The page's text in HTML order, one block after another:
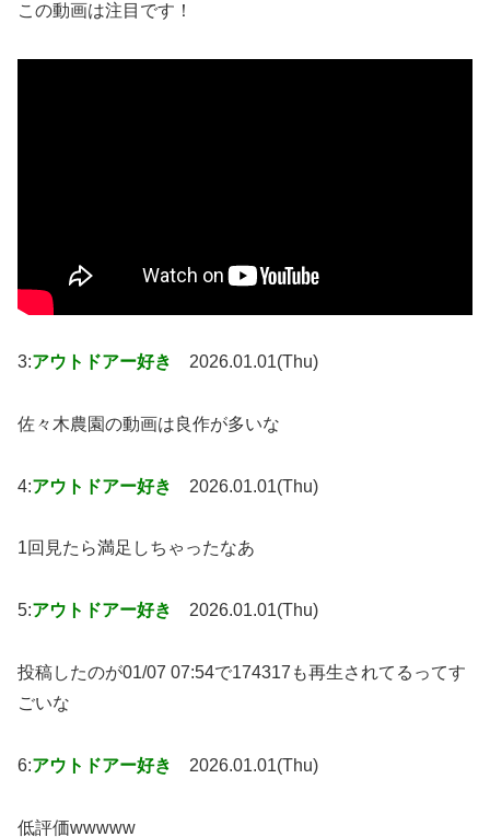
この動画は注目です！
3:アウトドアー好き 2026.01.01(Thu)
佐々木農園の動画は良作が多いな
4:アウトドアー好き 2026.01.01(Thu)
1回見たら満足しちゃったなあ
5:アウトドアー好き 2026.01.01(Thu)
投稿したのが01/07 07:54で174317も再生されてるってす
ごいな
6:アウトドアー好き 2026.01.01(Thu)
低評価wwwww